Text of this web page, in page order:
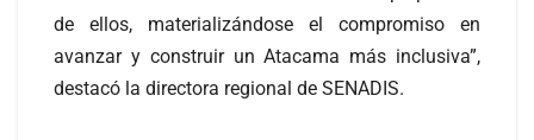
de ellos, materializándose el compromiso en
avanzar y construir un Atacama más inclusiva”,
destacó la directora regional de SENADIS.